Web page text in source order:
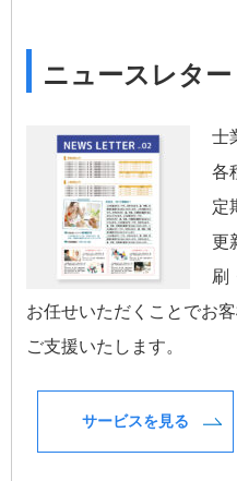
ニュースレター
士
各
定
更
刷
お任せいただくことでお
ご支援いたします。
サービスを見る